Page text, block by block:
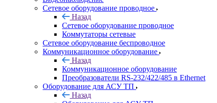
Сетевое оборудование проводное
Назад
Сетевое оборудование проводное
Коммутаторы сетевые
Сетевое оборудование беспроводное
Коммуникационное оборудование
Назад
Коммуникационное оборудование
Преобразователи RS-232/422/485 в Ethernet
Оборудование для АСУ ТП
Назад